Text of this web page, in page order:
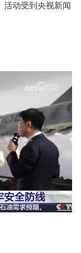
活动受到央视新闻